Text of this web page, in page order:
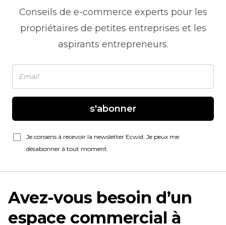
Conseils de e-commerce experts pour les
propriétaires de petites entreprises et les
aspirants entrepreneurs.
s'abonner
Je consens à recevoir la newsletter Ecwid. Je peux me
désabonner à tout moment.
Avez-vous besoin d’un
espace commercial à